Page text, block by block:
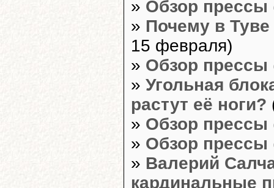
» Обзор прессы
» Почему в Туве
15 февраля)
» Обзор прессы
» Угольная
растут её ноги?
» Обзор прессы
» Обзор прессы
» Валерий
кардинальные